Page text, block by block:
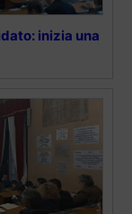
inizia una